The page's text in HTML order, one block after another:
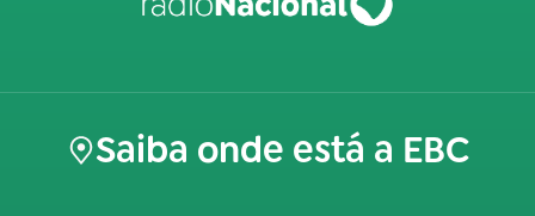
Saiba onde está a EBC